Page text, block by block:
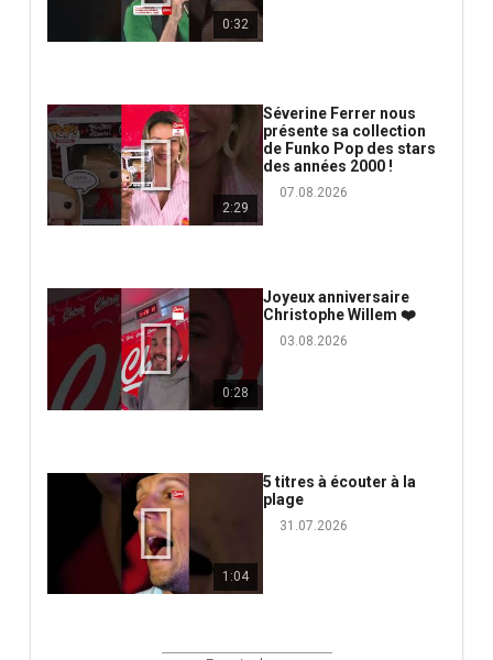
0:32
2:29
Séverine Ferrer nous
présente sa collection
de Funko Pop des stars
des années 2000 !
07.08.2026
0:28
Joyeux anniversaire
Christophe Willem ❤️
03.08.2026
1:04
5 titres à écouter à la
plage
31.07.2026